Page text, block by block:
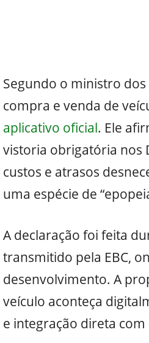
Segundo o ministro
compra e venda de
aplicativo oficial. Ele
vistoria obrigatória nos
custos e atrasos
uma espécie de
A declaração foi feita
transmitido pela EBC,
desenvolvimento. A
veículo aconteça
e integração direta